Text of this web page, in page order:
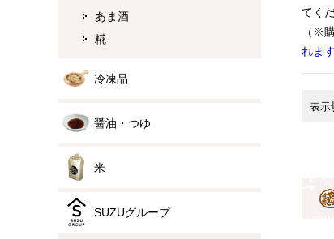
てく
（※
れます
表示
あま酒
糀
冷凍品
醤油・つゆ
米
SUZUグループ